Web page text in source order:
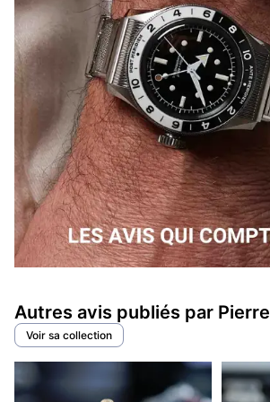
Autres avis publiés par Pierre
Voir sa collection